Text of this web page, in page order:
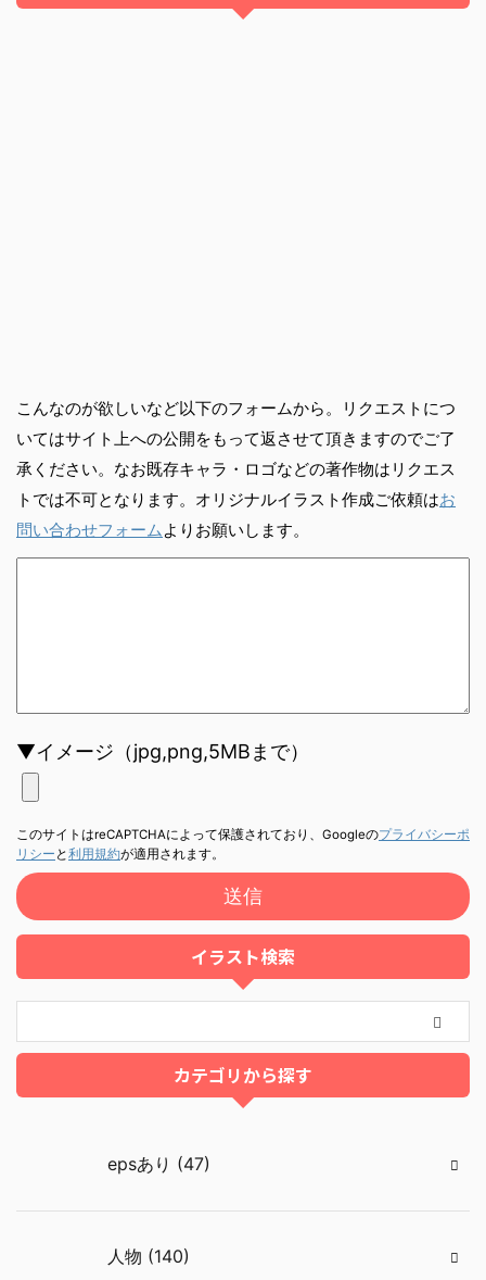
こんなのが欲しいなど以下のフォームから。リクエストにつ
いてはサイト上への公開をもって返させて頂きますのでご了
承ください。なお既存キャラ・ロゴなどの著作物はリクエス
トでは不可となります。オリジナルイラスト作成ご依頼はお
問い合わせフォーム よりお願いします。
▼イメージ（jpg,png,5MBまで）
このサイトはreCAPTCHAによって保護されており、Googleのプライバシーポ
リシー と利用規約が適用されます。
イラスト検索
カテゴリから探す
epsあり (47)
人物 (140)